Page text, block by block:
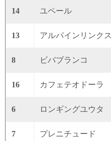
14 ユペール
13 アルパインリンクス
8 ビバブランコ
16 カフェテオドーラ
6 ロンギングユウタ
7 プレニチュード